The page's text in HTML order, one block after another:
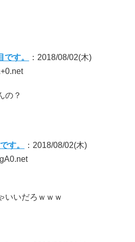
す。
：2018/08/02(木)
の？
す。
：2018/08/02(木)
いいだろｗｗｗ